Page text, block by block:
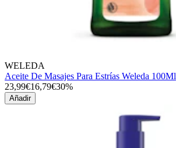
WELEDA
Aceite De Masajes Para Estrías Weleda 100Ml
23,99€16,79€30%
Añadir